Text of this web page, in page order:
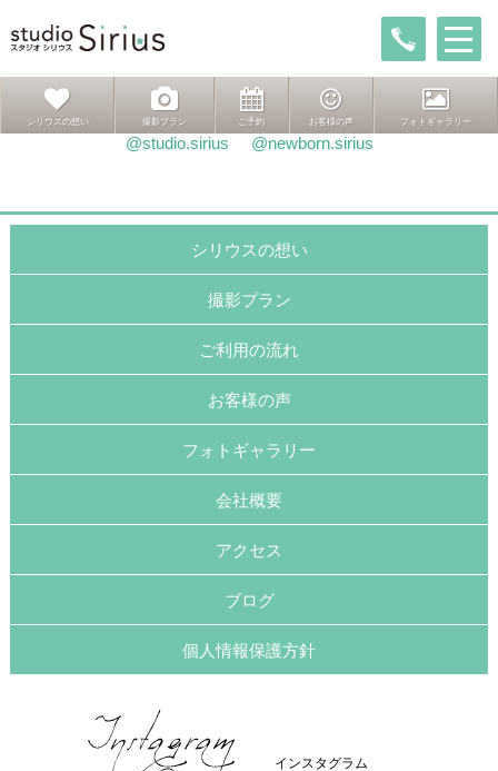
シリウスの想い 撮影プラン ご予約 お客様の声 フォトギャラリー
稿
ー
の
稿:
次ページへ 次
推し活
インスタグラムはこちら
@studio.sirius
@newborn.sirius
シリウスの想い
撮影プラン
ご利用の流れ
お客様の声
フォトギャラリー
会社概要
アクセス
ブログ
個人情報保護方針
インスタグラム